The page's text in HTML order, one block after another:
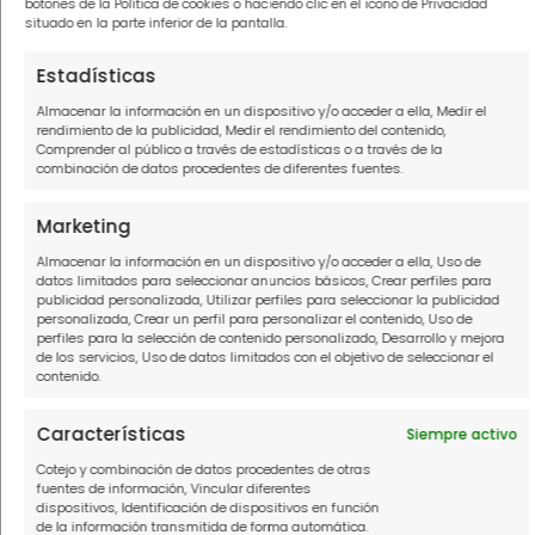
situado en la parte inferior de la pantalla.
Estadísticas
Almacenar la información en un dispositivo y/o acceder a ella, Medir el
rendimiento de la publicidad, Medir el rendimiento del contenido,
Comprender al público a través de estadísticas o a través de la
combinación de datos procedentes de diferentes fuentes.
Marketing
Almacenar la información en un dispositivo y/o acceder a ella, Uso de
datos limitados para seleccionar anuncios básicos, Crear perfiles para
publicidad personalizada, Utilizar perfiles para seleccionar la publicidad
personalizada, Crear un perfil para personalizar el contenido, Uso de
perfiles para la selección de contenido personalizado, Desarrollo y mejora
de los servicios, Uso de datos limitados con el objetivo de seleccionar el
contenido.
Características Siempre activo
Cotejo y combinación de datos procedentes de otras
fuentes de información, Vincular diferentes
dispositivos, Identificación de dispositivos en función
de la información transmitida de forma automática.
Te recordamos que prestes especial
entidades aplican intereses
elevadísimos que pueden rozar la
usura.
Credimarket y no estás seguro de los
intereses que estás pagando, puedes
consultarnos sin compromiso.
Si te registras en nuestro formulario, uno de
caso sin compromiso y te contará cómo
podremos ayudarte.
Soluciona Mi Deuda cuenta